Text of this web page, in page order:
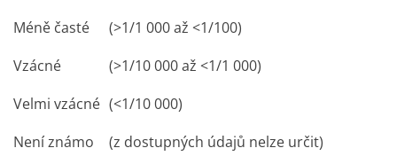
Méně časté
Vzácné
Velmi vzácné
Není známo
(>1/1 000 až <1/100)
(>1/10 000 až <1/1 000)
(<1/10 000)
(z dostupných údajů nelze určit)